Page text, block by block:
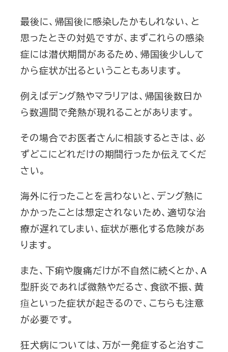
最後に、帰国後に感染したかもしれない、と
思ったときの対処ですが、まずこれらの感染
症には潜伏期間があるため、帰国後少しして
から症状が出るということもあります。
例えばデング熱やマラリアは、帰国後数日か
ら数週間で発熱が現れることがあります。
その場合でお医者さんに相談するときは、必
ずどこにどれだけの期間行ったか伝えてくだ
さい。
海外に行ったことを言わないと、デング熱に
かかったことは想定されないため、適切な治
療が遅れてしまい、症状が悪化する危険があ
ります。
また、下痢や腹痛だけが不自然に続くとか、A
型肝炎であれば微熱やだるさ、食欲不振、黄
疸といった症状が起きるので、こちらも注意
が必要です。
狂犬病については、万が一発症すると治すこ